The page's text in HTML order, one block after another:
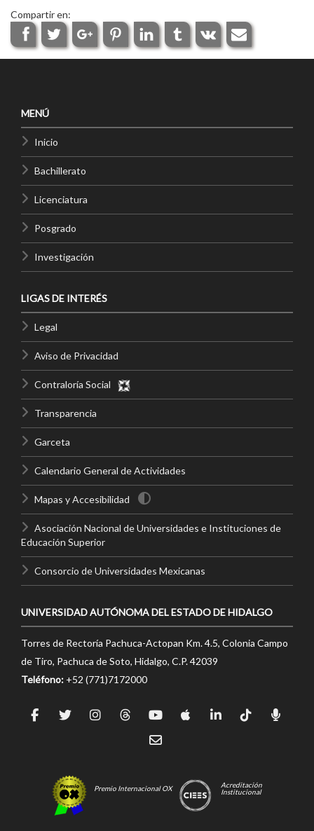
Compartir en:
MENÚ
Inicio
Bachillerato
Licenciatura
Posgrado
Investigación
LIGAS DE INTERÉS
Legal
Aviso de Privacidad
Contraloría Social
Transparencia
Garceta
Calendario General de Actividades
Mapas y Accesibilidad
Asociación Nacional de Universidades e Instituciones de
Educación Superior
Consorcio de Universidades Mexicanas
UNIVERSIDAD AUTÓNOMA DEL ESTADO DE HIDALGO
Torres de Rectoría Pachuca-Actopan Km. 4.5, Colonia Campo
de Tiro, Pachuca de Soto, Hidalgo, C.P. 42039
Teléfono: +52 (771)7172000
Premio Internacional OX
Acreditación
Institucional